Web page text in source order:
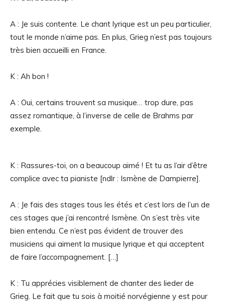
A : Je suis contente. Le chant lyrique est un peu particulier,
tout le monde n’aime pas. En plus, Grieg n’est pas toujours
très bien accueilli en France.
K : Ah bon !
A : Oui, certains trouvent sa musique… trop dure, pas
assez romantique, à l’inverse de celle de Brahms par
exemple.
K : Rassures-toi, on a beaucoup aimé ! Et tu as l’air d’être
complice avec ta pianiste [ndlr : Ismène de Dampierre].
A : Je fais des stages tous les étés et c’est lors de l’un de
ces stages que j’ai rencontré Ismène. On s’est très vite
bien entendu. Ce n’est pas évident de trouver des
musiciens qui aiment la musique lyrique et qui acceptent
de faire l’accompagnement. […]
K : Tu apprécies visiblement de chanter des lieder de
Grieg. Le fait que tu sois à moitié norvégienne y est pour